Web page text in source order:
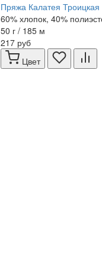
Пряжа Калатея Троицкая
60% хлопок, 40%
50 г / 185 м
217 руб
Цвет